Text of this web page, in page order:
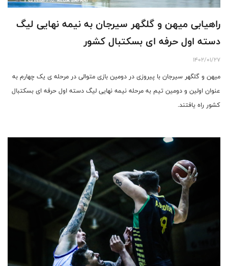
راهیابی میهن و گلگهر سیرجان به نیمه نهایی لیگ
دسته اول حرفه ای بسکتبال کشور
1402/01/27
میهن و گلگهر سیرجان با پیروزی در دومین بازی متوالی در مرحله ی یک چهارم به
عنوان اولین و دومین تیم به مرحله نیمه نهایی لیگ دسته اول حرفه ای بسکتبال
کشور راه یافتند.